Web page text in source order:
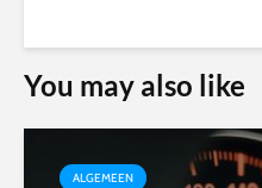
You may also like
ALGEMEEN